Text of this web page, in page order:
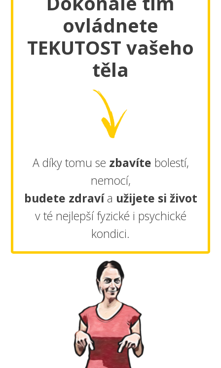
ovládnete
TEKUTOST vašeho
těla
A díky tomu se zbavíte bolestí,
nemocí,
budete zdravía užijete si život
v té nejlepší fyzické i psychické
kondici.